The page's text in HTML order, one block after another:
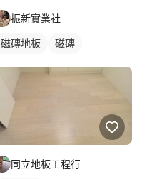
振新實業社
磁磚地板 磁磚
同立地板工程行